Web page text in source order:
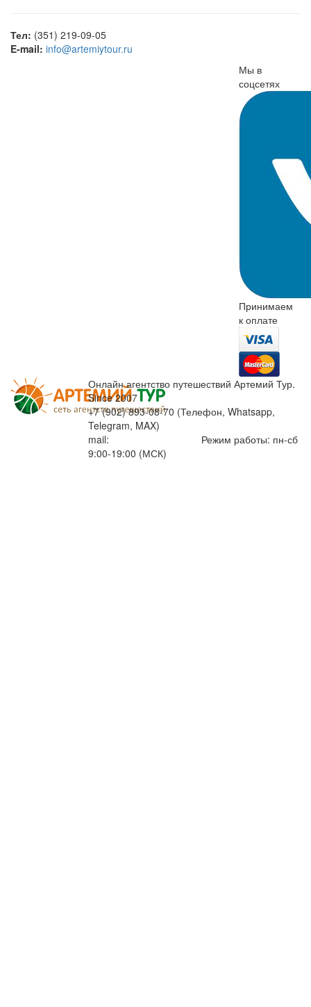
Тел: (351) 219-09-05
E-mail: info@artemiytour.ru
Мы в
соцсетях
Принимаем
к оплате
Онлайн агентство путешествий Артемий Тур.
Since 2007
+7 (902) 893-08-70 (Телефон, Whatsapp,
Telegram, MAX)
mail:
Режим работы: пн-сб
9:00-19:00 (МСК)